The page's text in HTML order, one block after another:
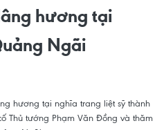
hương tại
Ngãi
hương tại nghĩa trang liệt sỹ thành
Thủ tướng Phạm Văn Đồng và thăm